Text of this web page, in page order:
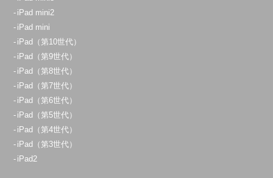
iPad mini2
iPad mini
iPad（第10世代）
iPad（第9世代）
iPad（第8世代）
iPad（第7世代）
iPad（第6世代）
iPad（第5世代）
iPad（第4世代）
iPad（第3世代）
iPad2